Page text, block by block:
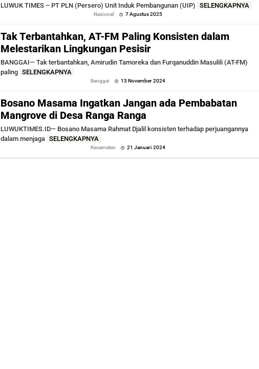
LUWUK TIMES – PT PLN (Persero) Unit Induk Pembangunan (UIP) SELENGKAPNYA
Nasional 7 Agustus 2025
Tak Terbantahkan, AT-FM Paling Konsisten dalam
Melestarikan Lingkungan Pesisir
BANGGAI— Tak terbantahkan, Amirudin Tamoreka dan Furqanuddin Masulili (AT-FM)
paling SELENGKAPNYA
Banggai 13 November 2024
Bosano Masama Ingatkan Jangan ada Pembabatan
Mangrove di Desa Ranga Ranga
LUWUKTIMES.ID— Bosano Masama Rahmat Djalil konsisten terhadap perjuangannya
dalam menjaga SELENGKAPNYA
Kecamatan 21 Januari 2024